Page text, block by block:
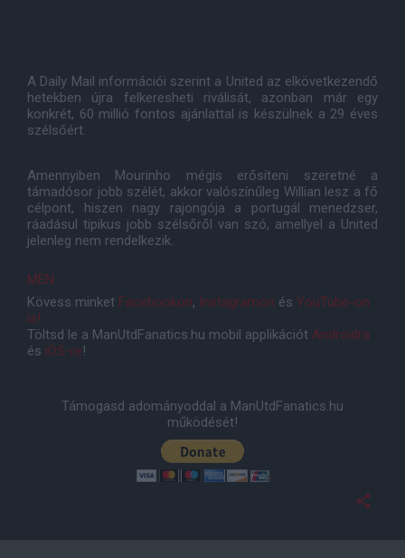
A Daily Mail információi szerint a United az elkövetkezendő
hetekben újra felkeresheti riválisát, azonban már egy
konkrét, 60 millió fontos ajánlattal is készülnek a 29 éves
szélsőért.
Amennyiben Mourinho mégis erősíteni szeretné a
támadósor jobb szélét, akkor valószínűleg Willian lesz a fő
célpont, hiszen nagy rajongója a portugál menedzser,
ráadásul tipikus jobb szélsőről van szó, amellyel a United
jelenleg nem rendelkezik.
MEN
Kövess minket Facebookon, Instagramon és YouTube-on
is!
Töltsd le a ManUtdFanatics.hu mobil applikációt Androidra
és iOS-re!
Támogasd adományoddal a ManUtdFanatics.hu
működését!